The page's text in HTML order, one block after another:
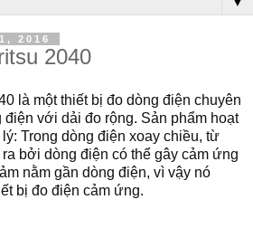
2016
2040
là một thiết bị đo dòng điện chuyên
điện với dải đo rộng. Sản phẩm hoạt
Trong dòng điện xoay chiều, từ
bởi dòng điện có thể gây cảm ứng
nằm gần dòng điện, vì vậy nó
bị đo điện cảm ứng.